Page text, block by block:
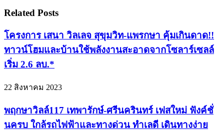
Related Posts
โครงการ เสนา วิลเลจ สุขุมวิท-แพรกษา คุ้มเกินดาด!!
ทาวน์โฮมและบ้านใช้พลังงานสะอาดจากโซลาร์เซลล์
เริ่ม 2.6 ลบ.*
22 สิงหาคม 2023
พฤกษาวิลล์117 เทพารักษ์-ศรีนครินทร์ เฟสใหม่ ฟังค์ชั่
นครบ ใกล้รถไฟฟ้าและทางด่วน ทำเลดี เดินทางง่าย